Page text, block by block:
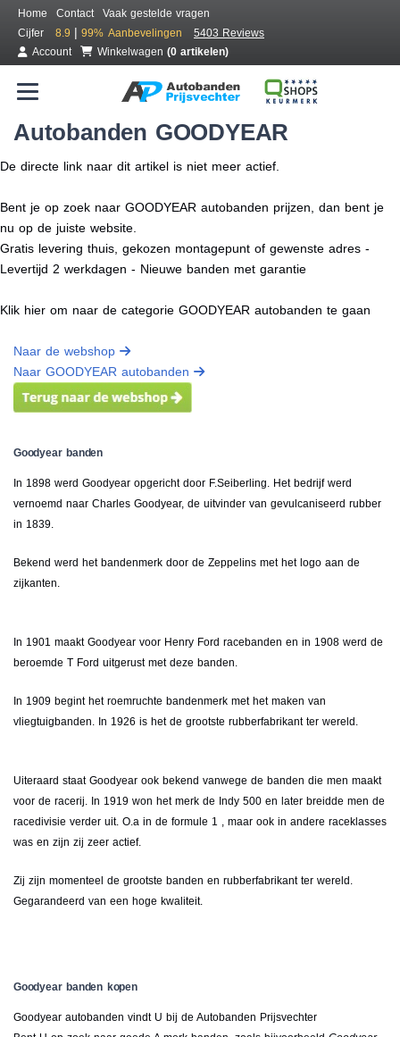
Home Contact
Vaak gestelde vragen
Cijfer
8.9 | 99% Aanbevelingen
5403 Reviews
Account
Winkelwagen (0 artikelen)
Autobanden GOODYEAR
De directe link naar dit artikel is niet meer actief.
Bent je op zoek naar GOODYEAR autobanden prijzen, dan bent je
nu op de juiste website.
Gratis levering thuis, gekozen montagepunt of gewenste adres -
Levertijd 2 werkdagen - Nieuwe banden met garantie
Klik hier om naar de categorie GOODYEAR autobanden te gaan
Naar de webshop
Naar GOODYEAR autobanden
Goodyear banden
In 1898 werd Goodyear opgericht door F.Seiberling. Het bedrijf werd
vernoemd naar Charles Goodyear, de uitvinder van gevulcaniseerd rubber
in 1839.
Bekend werd het bandenmerk door de Zeppelins met het logo aan de
zijkanten.
In 1901 maakt Goodyear voor Henry Ford racebanden en in 1908 werd de
beroemde T Ford uitgerust met deze banden.
In 1909 begint het roemruchte bandenmerk met het maken van
vliegtuigbanden. In 1926 is het de grootste rubberfabrikant ter wereld.
Uiteraard staat Goodyear ook bekend vanwege de banden die men maakt
voor de racerij. In 1919 won het merk de Indy 500 en later breidde men de
racedivisie verder uit. O.a in de formule 1 , maar ook in andere raceklasses
was en zijn zij zeer actief.
Zij zijn momenteel de grootste banden en rubberfabrikant ter wereld.
Gegarandeerd van een hoge kwaliteit.
Goodyear banden kopen
Goodyear autobanden vindt U bij de Autobanden Prijsvechter